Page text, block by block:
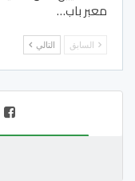
معبر باب…
السابق التالي